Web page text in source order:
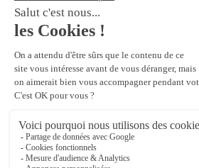
Politique d'utilisation des médias
Crédits Agence de
Gestion des cookies